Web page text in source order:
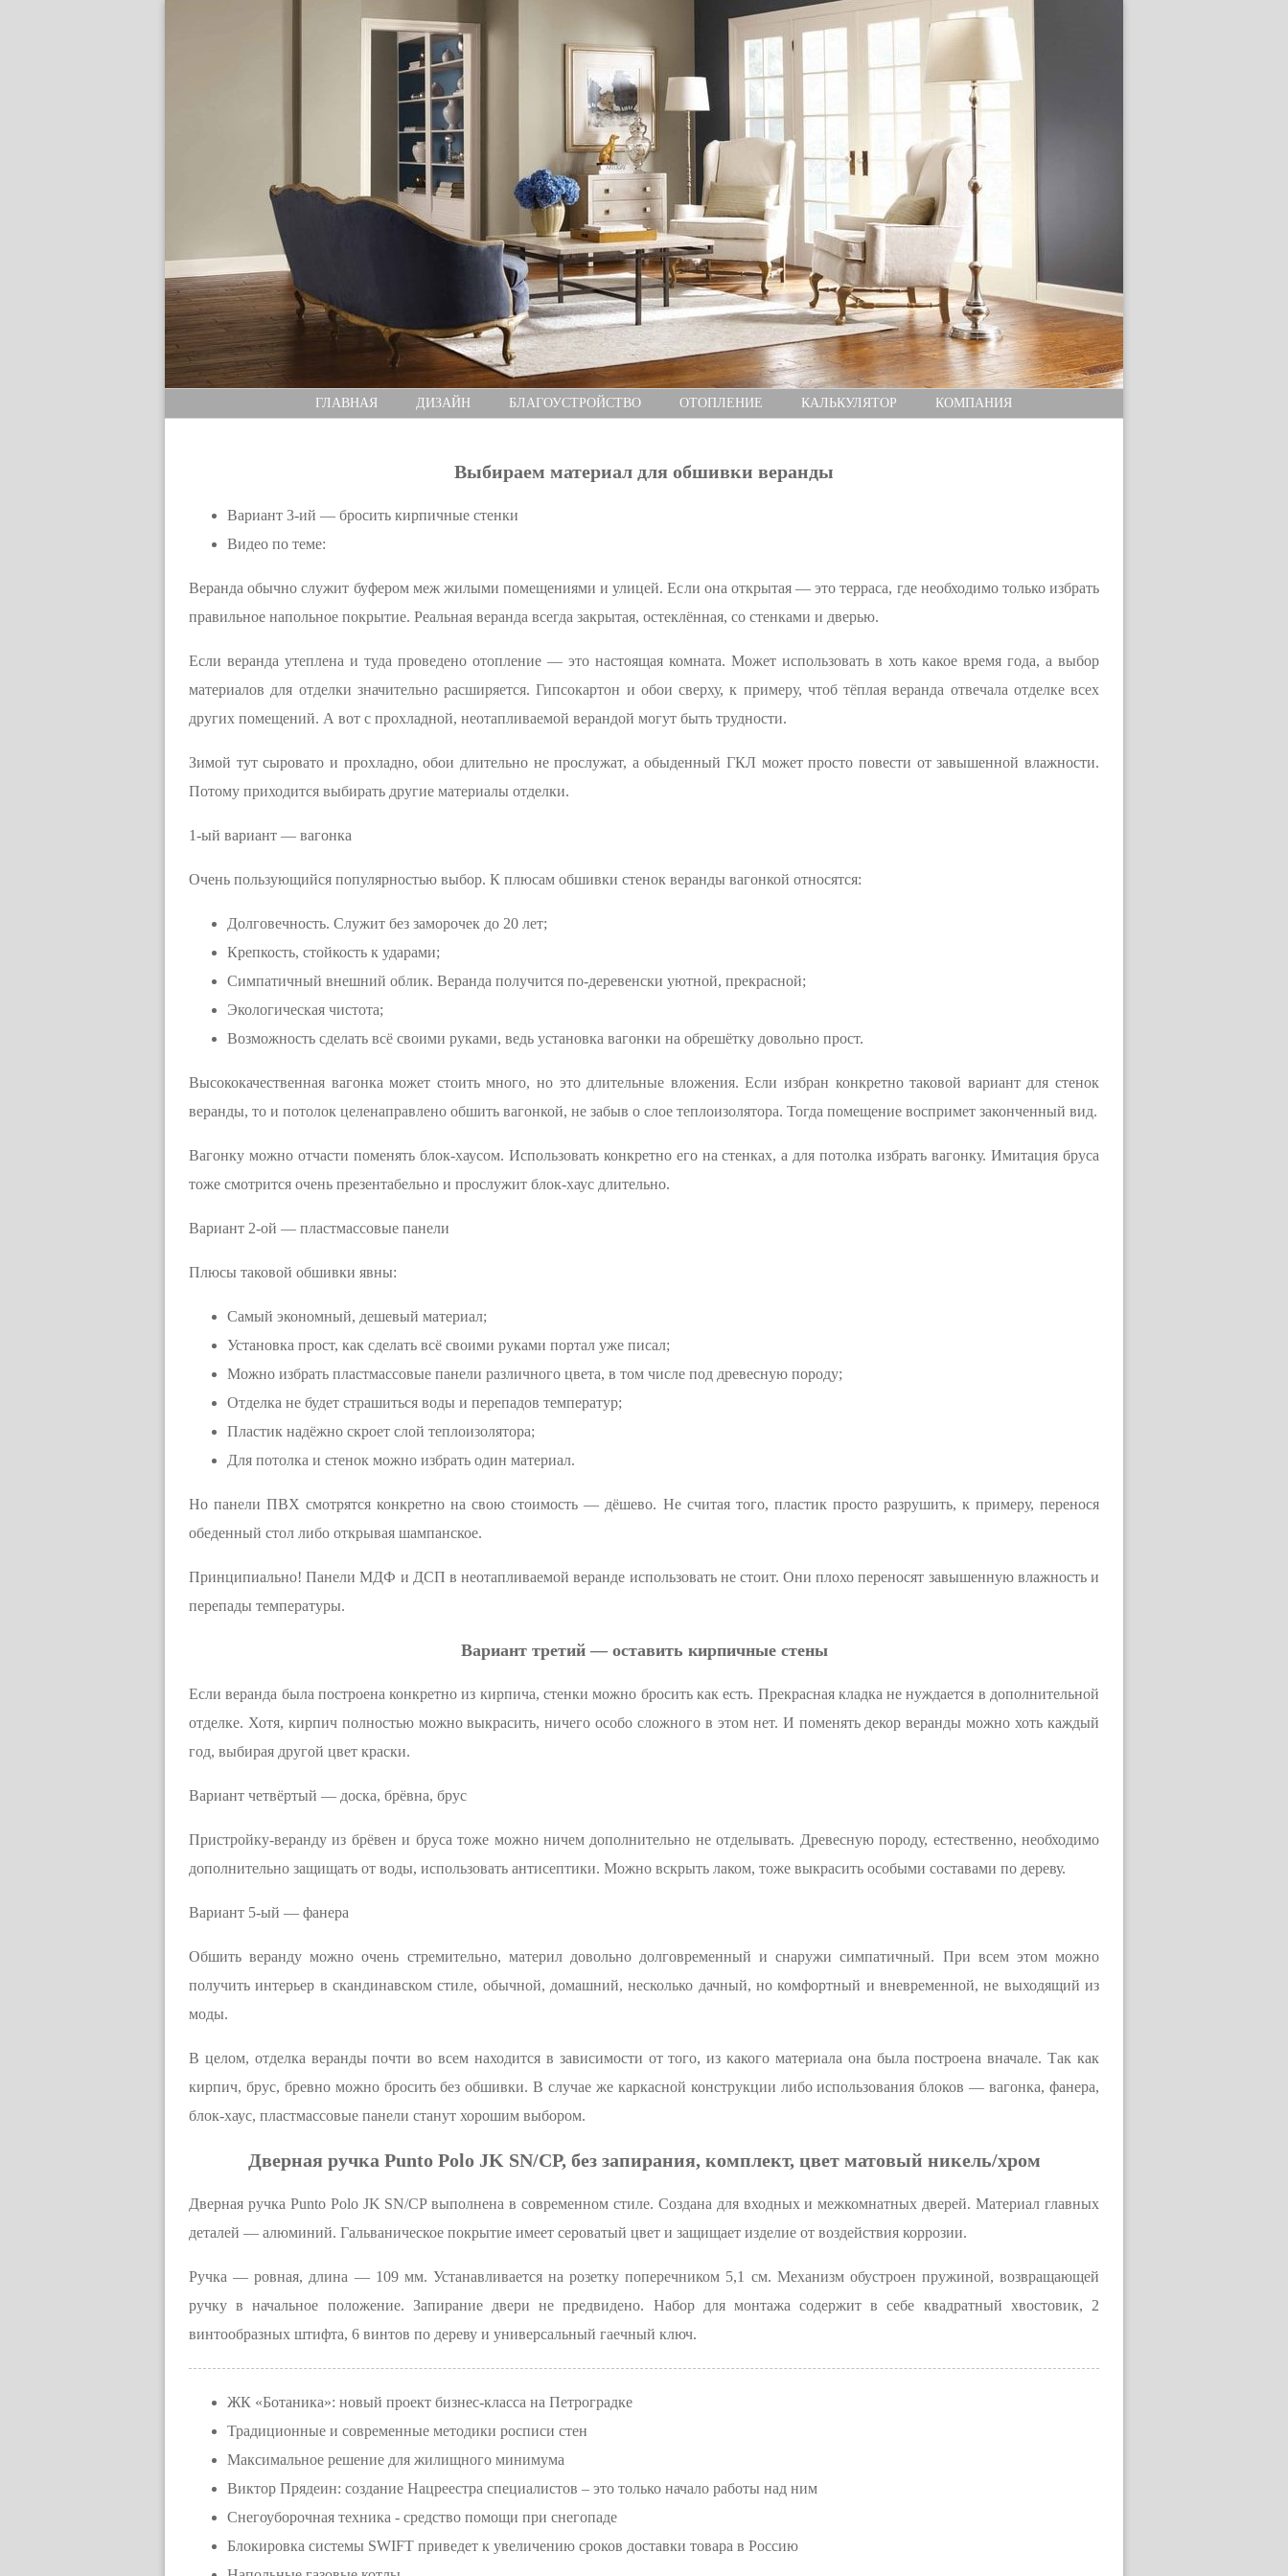
ГЛАВНАЯ ДИЗАЙН БЛАГОУСТРОЙСТВО ОТОПЛЕНИЕ КАЛЬКУЛЯТОР КОМПАНИЯ
Выбираем материал для обшивки веранды
Вариант 3-ий — бросить кирпичные стенки
Видео по теме:
Веранда обычно служит буфером меж жилыми помещениями и улицей. Если она открытая — это терраса, где необходимо только избрать
правильное напольное покрытие. Реальная веранда всегда закрытая, остеклённая, со стенками и дверью.
Если веранда утеплена и туда проведено отопление — это настоящая комната. Может использовать в хоть какое время года, а выбор
материалов для отделки значительно расширяется. Гипсокартон и обои сверху, к примеру, чтоб тёплая веранда отвечала отделке всех
других помещений. А вот с прохладной, неотапливаемой верандой могут быть трудности.
Зимой тут сыровато и прохладно, обои длительно не прослужат, а обыденный ГКЛ может просто повести от завышенной влажности.
Потому приходится выбирать другие материалы отделки.
1-ый вариант — вагонка
Очень пользующийся популярностью выбор. К плюсам обшивки стенок веранды вагонкой относятся:
Долговечность. Служит без заморочек до 20 лет;
Крепкость, стойкость к ударами;
Симпатичный внешний облик. Веранда получится по-деревенски уютной, прекрасной;
Экологическая чистота;
Возможность сделать всё своими руками, ведь установка вагонки на обрешётку довольно прост.
Высококачественная вагонка может стоить много, но это длительные вложения. Если избран конкретно таковой вариант для стенок
веранды, то и потолок целенаправлено обшить вагонкой, не забыв о слое теплоизолятора. Тогда помещение воспримет законченный вид.
Вагонку можно отчасти поменять блок-хаусом. Использовать конкретно его на стенках, а для потолка избрать вагонку. Имитация бруса
тоже смотрится очень презентабельно и прослужит блок-хаус длительно.
Вариант 2-ой — пластмассовые панели
Плюсы таковой обшивки явны:
Самый экономный, дешевый материал;
Установка прост, как сделать всё своими руками портал уже писал;
Можно избрать пластмассовые панели различного цвета, в том числе под древесную породу;
Отделка не будет страшиться воды и перепадов температур;
Пластик надёжно скроет слой теплоизолятора;
Для потолка и стенок можно избрать один материал.
Но панели ПВХ смотрятся конкретно на свою стоимость — дёшево. Не считая того, пластик просто разрушить, к примеру, перенося
обеденный стол либо открывая шампанское.
Принципиально! Панели МДФ и ДСП в неотапливаемой веранде использовать не стоит. Они плохо переносят завышенную влажность и
перепады температуры.
Вариант третий — оставить кирпичные стены
Если веранда была построена конкретно из кирпича, стенки можно бросить как есть. Прекрасная кладка не нуждается в дополнительной
отделке. Хотя, кирпич полностью можно выкрасить, ничего особо сложного в этом нет. И поменять декор веранды можно хоть каждый
год, выбирая другой цвет краски.
Вариант четвёртый — доска, брёвна, брус
Пристройку-веранду из брёвен и бруса тоже можно ничем дополнительно не отделывать. Древесную породу, естественно, необходимо
дополнительно защищать от воды, использовать антисептики. Можно вскрыть лаком, тоже выкрасить особыми составами по дереву.
Вариант 5-ый — фанера
Обшить веранду можно очень стремительно, материл довольно долговременный и снаружи симпатичный. При всем этом можно
получить интерьер в скандинавском стиле, обычной, домашний, несколько дачный, но комфортный и вневременной, не выходящий из
моды.
В целом, отделка веранды почти во всем находится в зависимости от того, из какого материала она была построена вначале. Так как
кирпич, брус, бревно можно бросить без обшивки. В случае же каркасной конструкции либо использования блоков — вагонка, фанера,
блок-хаус, пластмассовые панели станут хорошим выбором.
Дверная ручка Punto Polo JK SN/CP, без запирания, комплект, цвет матовый никель/хром
Дверная ручка Punto Polo JK SN/CP выполнена в современном стиле. Создана для входных и межкомнатных дверей. Материал главных
деталей — алюминий. Гальваническое покрытие имеет сероватый цвет и защищает изделие от воздействия коррозии.
Ручка — ровная, длина — 109 мм. Устанавливается на розетку поперечником 5,1 см. Механизм обустроен пружиной, возвращающей
ручку в начальное положение. Запирание двери не предвидено. Набор для монтажа содержит в себе квадратный хвостовик, 2
винтообразных штифта, 6 винтов по дереву и универсальный гаечный ключ.
ЖК «Ботаника»: новый проект бизнес-класса на Петроградке
Традиционные и современные методики росписи стен
Максимальное решение для жилищного минимума
Виктор Прядеин: создание Нацреестра специалистов – это только начало работы над ним
Снегоуборочная техника - средство помощи при снегопаде
Блокировка системы SWIFT приведет к увеличению сроков доставки товара в Россию